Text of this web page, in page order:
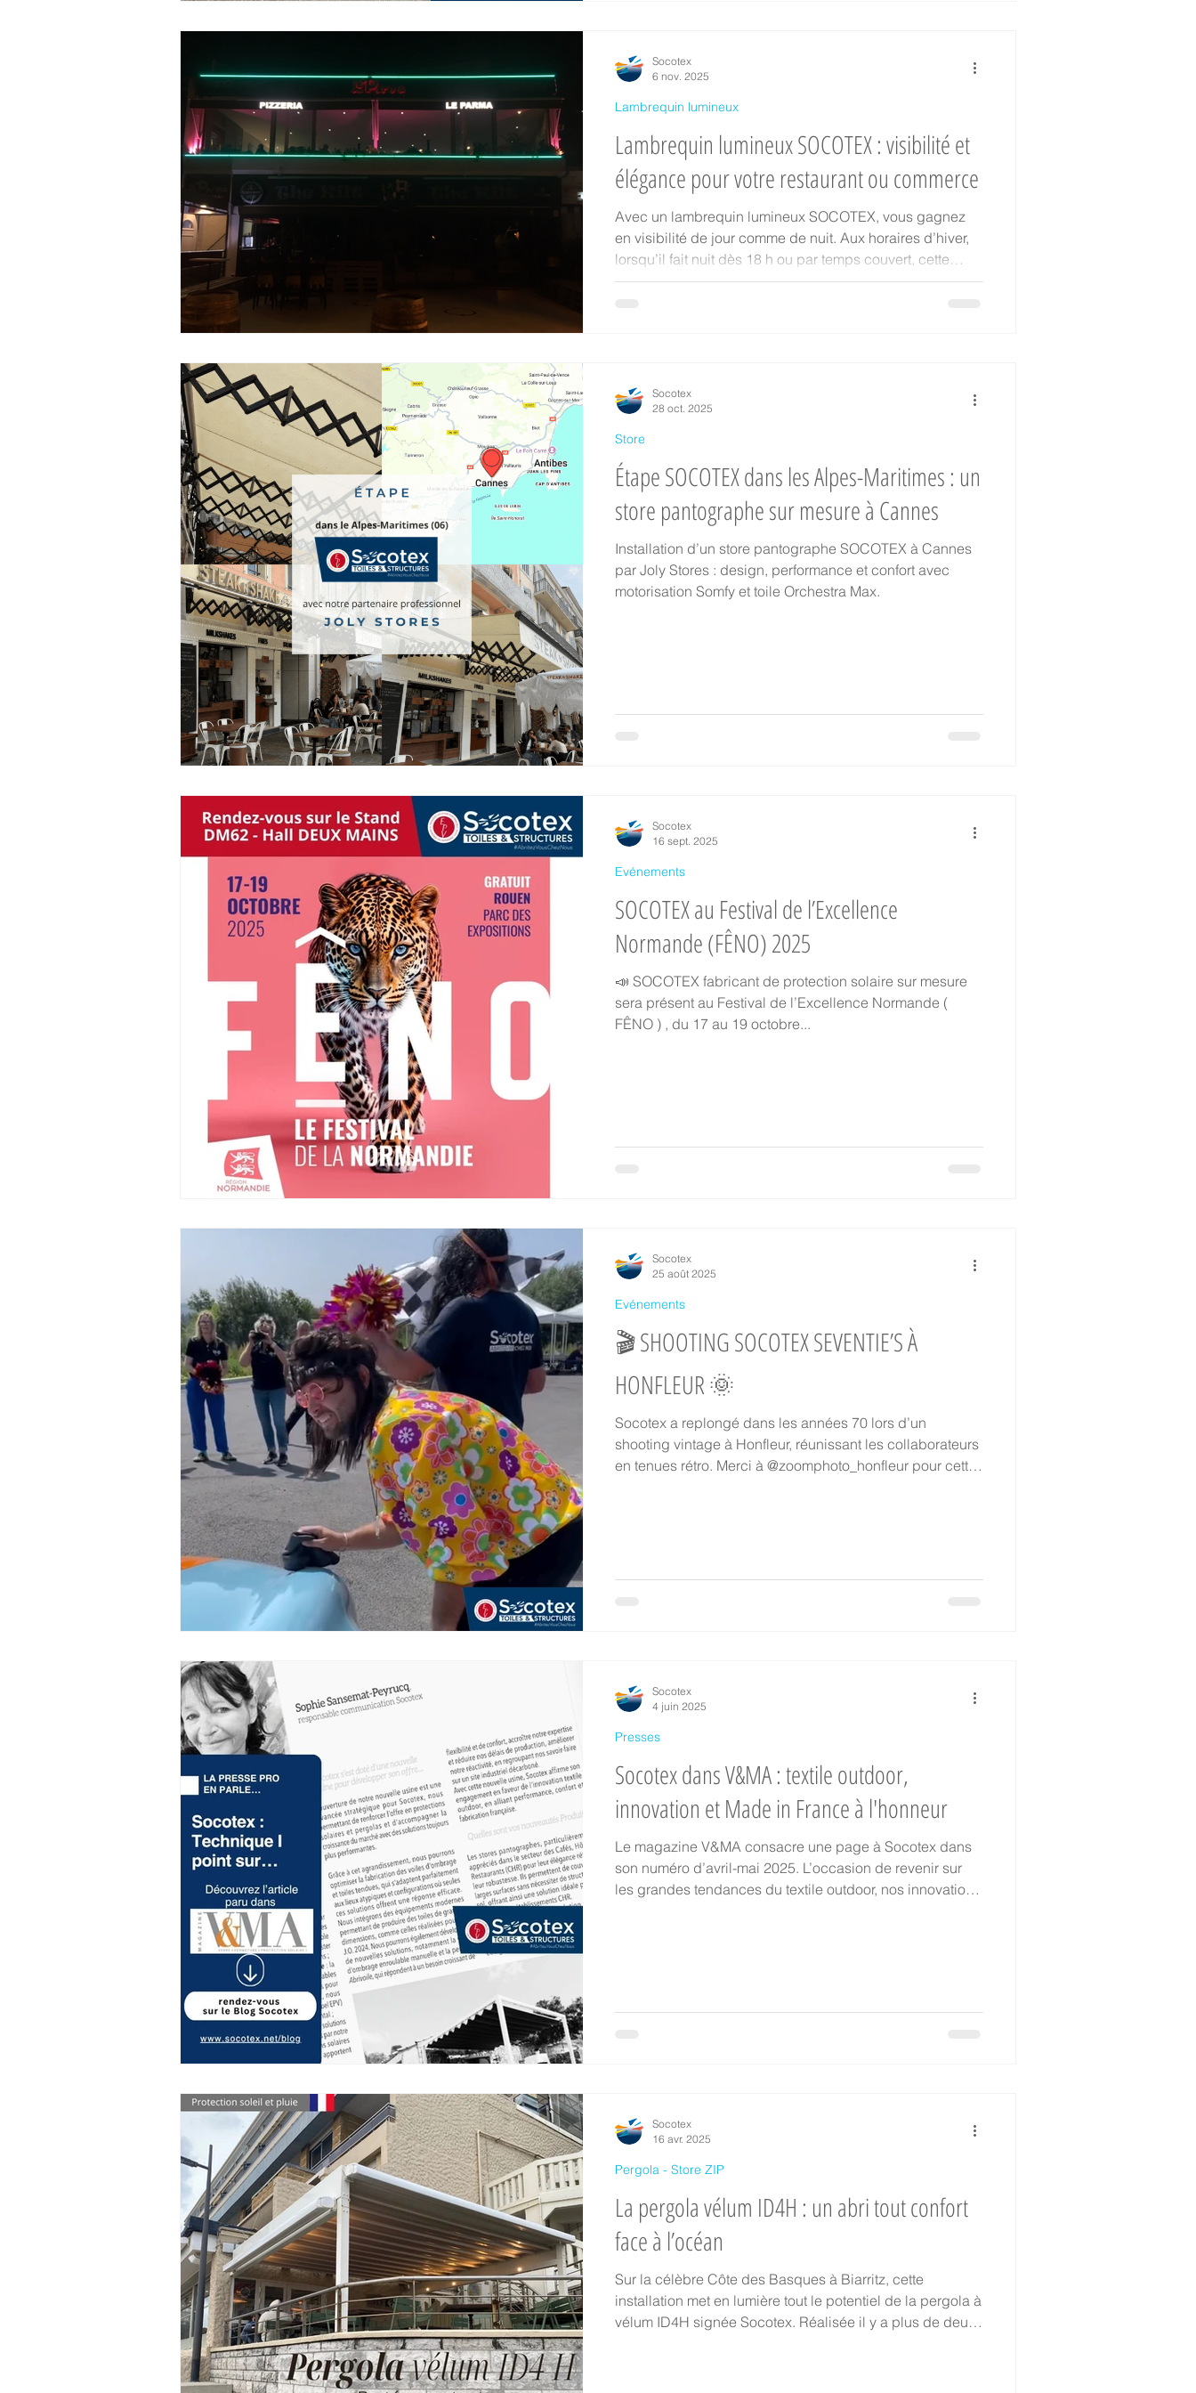
Lambrequin lumineux SOCOTEX : visibilité et
élégance pour votre restaurant ou commerce
Avec un lambrequin lumineux SOCOTEX, vous gagnez
en visibilité de jour comme de nuit. Aux horaires d’hiver,
lorsqu’il fait nuit dès 18 h ou par temps couvert, cette
solution apporte un énorme avantage pour attirer la
Lambrequin lumineux
Socotex
6 nov. 2025
Étape SOCOTEX dans les Alpes-Maritimes : un
store pantographe sur mesure à Cannes
Installation d’un store pantographe SOCOTEX à Cannes
par Joly Stores : design, performance et confort avec
motorisation Somfy et toile Orchestra Max.
Store
Socotex
28 oct. 2025
SOCOTEX au Festival de l’Excellence
Normande (FÊNO) 2025
📣 SOCOTEX fabricant de protection solaire sur mesure
sera présent au Festival de l’Excellence Normande (
FÊNO ) , du 17 au 19 octobre...
Evénements
Socotex
16 sept. 2025
🎬 SHOOTING SOCOTEX SEVENTIE’S À
HONFLEUR 🌞
Socotex a replongé dans les années 70 lors d’un
shooting vintage à Honfleur, réunissant les collaborateurs
en tenues rétro. Merci à @zoomphoto_honfleur pour cette
Evénements
Socotex
25 août 2025
Socotex dans V&MA : textile outdoor,
innovation et Made in France à l'honneur
Le magazine V&MA consacre une page à Socotex dans
son numéro d’avril-mai 2025. L’occasion de revenir sur
les grandes tendances du textile outdoor, nos innovations
Presses
Socotex
4 juin 2025
La pergola vélum ID4H : un abri tout confort
face à l’océan
Sur la célèbre Côte des Basques à Biarritz, cette
installation met en lumière tout le potentiel de la pergola à
vélum ID4H signée Socotex. Réalisée il y a plus de deux
Pergola - Store ZIP
Socotex
16 avr. 2025